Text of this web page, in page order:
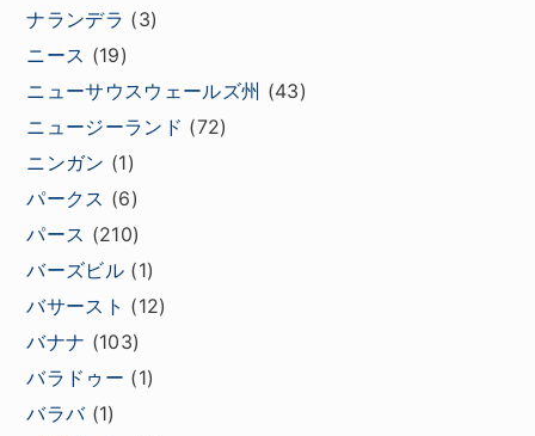
ナランデラ (3)
ニース (19)
ニューサウスウェールズ州 (43)
ニュージーランド (72)
ニンガン (1)
パークス (6)
パース (210)
バーズビル (1)
バサースト (12)
バナナ (103)
バラドゥー (1)
バラバ(1)